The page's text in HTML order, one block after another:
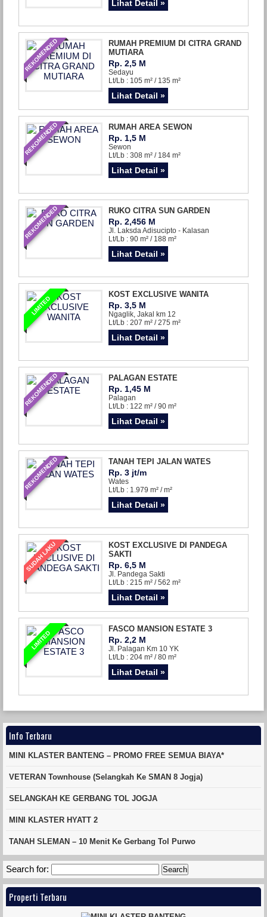
Lihat Detail »
REKOMENDED
RUMAH PREMIUM DI CITRA GRAND
MUTIARA
Rp. 2,5 M
Sedayu
Lt/Lb : 105 m² / 135 m²
Lihat Detail »
REKOMENDED RUMAH AREA SEWON
Rp. 1,5 M
Sewon
Lt/Lb : 308 m² / 184 m²
Lihat Detail »
REKOMENDED RUKO CITRA SUN GARDEN
Rp. 2,456 M
Jl. Laksda Adisucipto - Kalasan
Lt/Lb : 90 m² / 188 m²
Lihat Detail »
LIMITED
KOST EXCLUSIVE WANITA
Rp. 3,5 M
Ngaglik, Jakal km 12
Lt/Lb : 207 m² / 275 m²
Lihat Detail »
REKOMENDED PALAGAN ESTATE
Rp. 1,45 M
Palagan
Lt/Lb : 122 m² / 90 m²
Lihat Detail »
REKOMENDED TANAH TEPI JALAN WATES
Rp. 3 jt/m
Wates
Lt/Lb : 1.979 m² / m²
Lihat Detail »
SUDAH LAKU
KOST EXCLUSIVE DI PANDEGA
SAKTI
Rp. 6,5 M
Jl. Pandega Sakti
Lt/Lb : 215 m² / 562 m²
Lihat Detail »
LIMITED
FASCO MANSION ESTATE 3
Rp. 2,2 M
Jl. Palagan Km 10 YK
Lt/Lb : 204 m² / 80 m²
Lihat Detail »
Info Terbaru
MINI KLASTER BANTENG – PROMO FREE SEMUA BIAYA*
VETERAN Townhouse (Selangkah Ke SMAN 8 Jogja)
SELANGKAH KE GERBANG TOL JOGJA
MINI KLASTER HYATT 2
TANAH SLEMAN – 10 Menit Ke Gerbang Tol Purwo
Search for:
Properti Terbaru